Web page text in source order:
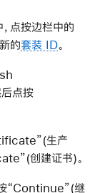
，点按边栏中的
的套装 ID。
点按
生产
创建证书)。
“Continue”(继